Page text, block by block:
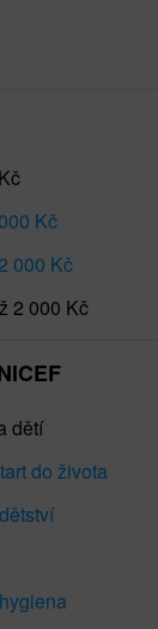
Kč
000 Kč
2 000 Kč
dětí
do života